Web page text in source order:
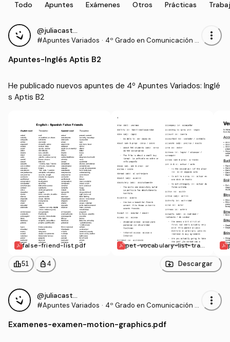
Todo Apuntes Exámenes Otros Prácticas
@juliacastillo
#Apuntes Variados · 4º Grado en Comunicación A
more_vert
Apuntes-Inglés Aptis B2
He publicado nuevos apuntes de 4º Apuntes Variados: Inglé
s Aptis B2
false-friend-list.pdf
pet-vocabulary-list-tran
leaderboard51 personal_bag 4 Descargar
@juliacastillo
#Apuntes Variados · 4º Grado en Comunicación A
more_vert
Examenes-examen-motion-graphics.pdf